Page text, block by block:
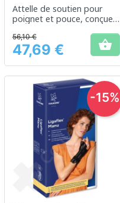
Attelle de soutien pour
poignet et pouce, conçue
mouvements suite à une
blessure ou en prévention
Prix
56,10 €
47,69 € 
-15%